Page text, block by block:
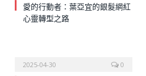
愛的行動者：葉亞宜的銀髮網紅
心靈轉型之路
2025-04-30 0